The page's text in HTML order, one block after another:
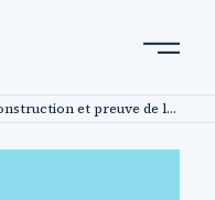
Droit de la construction et preuve de la prescription de la garantie décennale : tous les moyens sont-ils bons ?